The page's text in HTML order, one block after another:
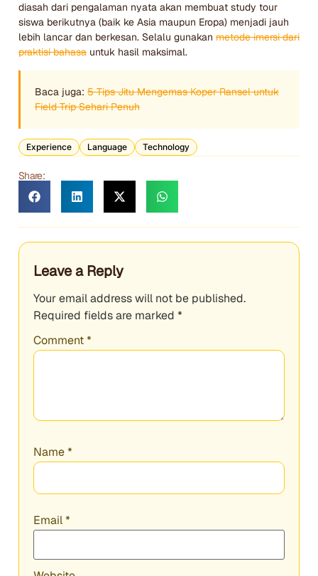
diasah dari pengalaman nyata akan membuat study tour
siswa berikutnya (baik ke Asia maupun Eropa) menjadi jauh
lebih lancar dan berkesan. Selalu gunakan metode imersi dari
praktisi bahasa untuk hasil maksimal.
Baca juga: 5 Tips Jitu Mengemas Koper Ransel untuk
Field Trip Sehari Penuh
Experience Language Technology
Share:
Leave a Reply
Your email address will not be published.
Required fields are marked *
Comment*
Name*
Email*